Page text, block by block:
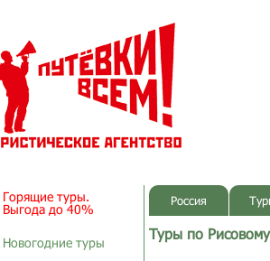
Горящие туры.
Выгода до 40%
Новогодние туры
Россия
Туры по